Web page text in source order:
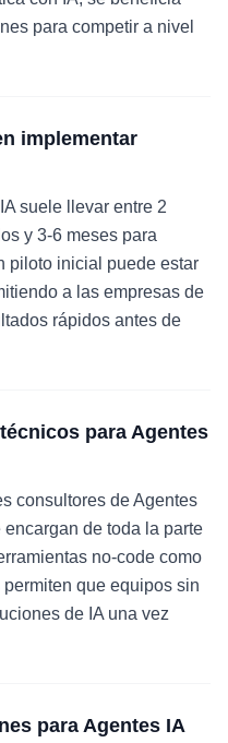
para competir a nivel
implementar
suele llevar entre 2
y 3-6 meses para
piloto inicial puede estar
a las empresas de
rápidos antes de
para Agentes
consultores de Agentes
encargan de toda la parte
no-code como
que equipos sin
de IA una vez
para Agentes IA